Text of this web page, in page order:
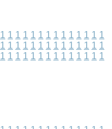
1 1 1 1 1 1 1 1 1 1 1 1 1 1
1 1 1 1 1 1 1 1 1 1 1 1 1 1
1 1 1 1 1 1 1 1 1 1 1 1 1 1